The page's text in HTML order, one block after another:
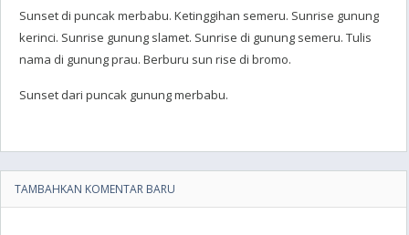
Sunset di puncak merbabu. Ketinggihan semeru. Sunrise gunung
kerinci. Sunrise gunung slamet. Sunrise di gunung semeru. Tulis
nama di gunung prau. Berburu sun rise di bromo.
Sunset dari puncak gunung merbabu.
TAMBAHKAN KOMENTAR BARU